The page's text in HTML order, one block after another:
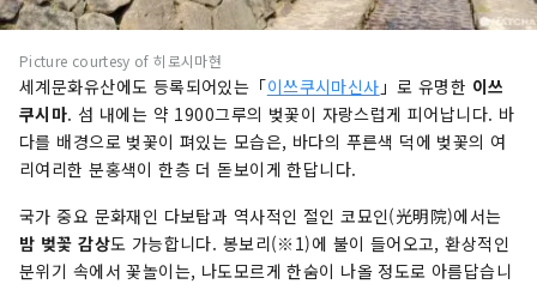
Picture courtesy of 히로시마현
세계문화유산에도 등록되어있는「이쓰쿠시마신사 」로 유명한 이쓰
쿠시마. 섬 내에는 약 1900그루의 벚꽃이 자랑스럽게 피어납니다. 바
다를 배경으로 벚꽃이 펴있는 모습은, 바다의 푸른색 덕에 벚꽃의 여
리여리한 분홍색이 한층 더 돋보이게 한답니다.
국가 중요 문화재인 다보탑과 역사적인 절인 코묘인(光明院)에서는
밤 벚꽃 감상도 가능합니다. 봉보리(※1)에 불이 들어오고, 환상적인
분위기 속에서 꽃놀이는, 나도모르게 한숨이 나올 정도로 아름답습니